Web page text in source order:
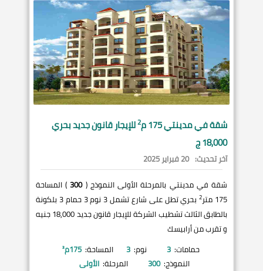
شقة فيمدينتي175 م 2للإيجار قانون جديد بحري
18,000 ج
آخر تحديث: 20 فبراير 2025
شقة في مدينتي بالمرحلة الأولى النموذج (300) المساحة
175 متر
2
بحري تطل على شارع تشمل 3 نوم 3 حمام 3 بلكونة
بالطابق الثالث تشطيب الشركة للإيجار قانون جديد 18,000 جنيه
و تقرب من أرابيسك
حمامات: 3 نوم: 3 المساحة: 175م²
النموذج: 300 المرحلة: الأولى